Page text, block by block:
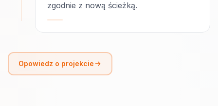
zgodnie z nową ścieżką.
Opowiedz o projekcie